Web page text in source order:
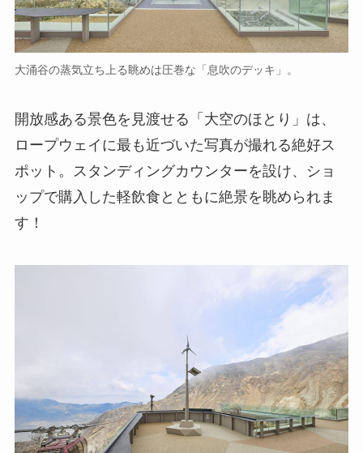
大涌谷の蒸気立ち上る眺めは圧巻な「息吹のデッキ」。
開放感ある景色を見渡せる「大空のほとり」は、
ロープウェイに最も近づいた写真が撮れる絶好ス
ポット。スタンディングカウンターを設け、ショ
ップで購入した軽飲食とともに絶景を眺められま
す！